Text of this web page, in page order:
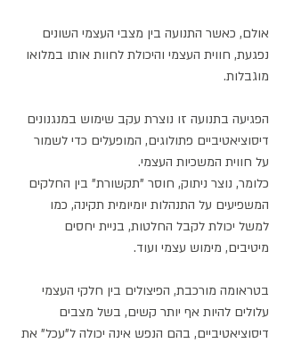
אולם, כאשר התנועה בין מצבי העצמי השונים
נפגעת, חווית העצמי והיכולת לחוות אותו במלואו
מוגבלות.
הפגיעה בתנועה זו נוצרת עקב שימוש במנגנונים
דיסוציאטיביים פתולוגים, המופעלים כדי לשמור
על חווית המשכיות העצמי.
כלומר, נוצר ניתוק, חוסר "תקשורת" בין החלקים
המשפיעים על התנהלות יומיומית תקינה, כמו
למשל יכולת לקבל החלטות, בניית יחסים
מיטיבים, מימוש עצמי ועוד.
בטראומה מורכבת, הפיצולים בין חלקי העצמי
עלולים להיות אף יותר קשים, בשל מצבים
דיסוציאטיביים, בהם הנפש אינה יכולה ל"עכל" את